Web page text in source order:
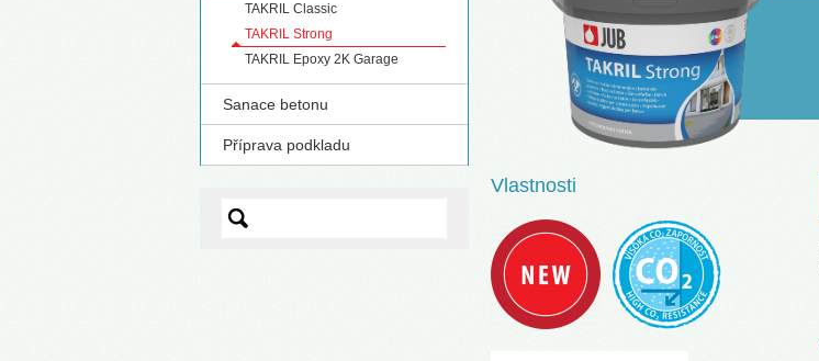
РУССКИЙ (RUSSIAN)
СРПСКИ (SERBIAN)
SLOVENČINA (SLOVAK)
SLOVENŠČINA (SLOVENIAN)
TAKRIL Classic
TAKRIL Strong
TAKRIL Epoxy 2K Garage
Sanace betonu
Příprava podkladu
Vlastnosti